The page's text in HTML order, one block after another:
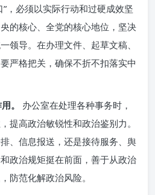
，必须以实际行动和过硬成效坚
的核心、全党的核心地位，坚决
领导。在办理文件、起草文稿、
严格把关，确保不折不扣落实中
。
办公室在处理各种事务时，
提高政治敏锐性和政治鉴别力。
、信息报送，还是接待服务、舆
政治规矩挺在前面，善于从政治
防范化解政治风险。